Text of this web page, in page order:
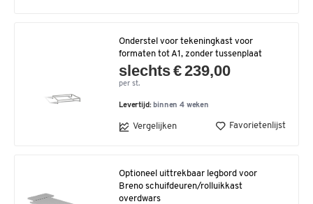
Onderstel voor tekeningkast voor
formaten tot A1, zonder tussenplaat
slechts € 239,00
per st.
Levertijd: binnen 4 weken
Vergelijken Favorietenlijst
Optioneel uittrekbaar legbord voor
Breno schuifdeuren/rolluikkast
overdwars